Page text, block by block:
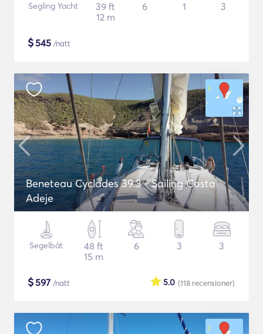
Segling Yacht
39 ft
12 m
6 1 3
$545 /natt
Beneteau Cyclades 39.3 - Sailing Costa
Adeje
Segelbåt
48 ft
15 m
6 3 3
$597 /natt (118 recensioner)
5.0